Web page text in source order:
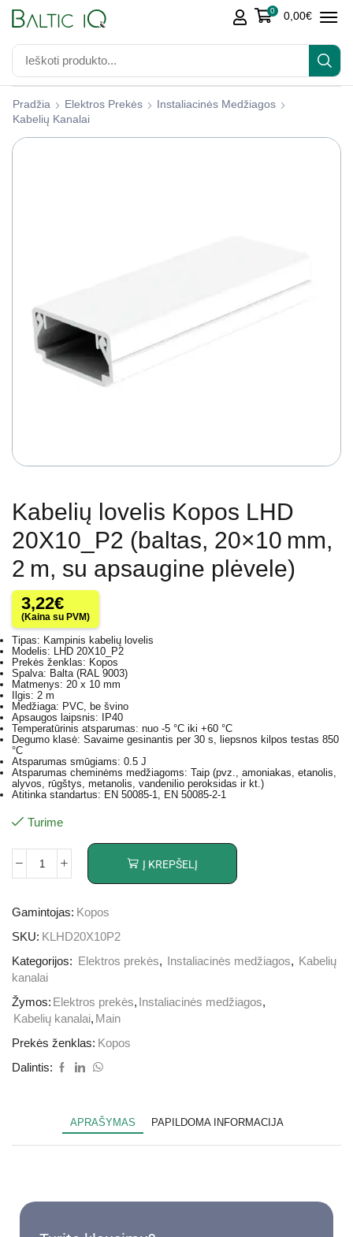
0 0,00€
Pradžia Elektros Prekės
Instaliacinės Medžiagos
Kabelių Kanalai
Kabelių lovelis Kopos LHD
20X10_P2 (baltas, 20×10 mm,
2 m, su apsaugine plėvele)
3,22€
(Kaina su PVM)
Tipas: Kampinis kabelių lovelis
Modelis: LHD 20X10_P2
Prekės ženklas: Kopos
Spalva: Balta (RAL 9003)
Matmenys: 20 x 10 mm
Ilgis: 2 m
Medžiaga: PVC, be švino
Apsaugos laipsnis: IP40
Temperatūrinis atsparumas: nuo -5 °C iki +60 °C
Degumo klasė: Savaime gesinantis per 30 s, liepsnos kilpos testas 850
°C
Atsparumas smūgiams: 0.5 J
Atsparumas cheminėms medžiagoms: Taip (pvz., amoniakas, etanolis,
alyvos, rūgštys, metanolis, vandenilio peroksidas ir kt.)
Atitinka standartus: EN 50085-1, EN 50085-2-1
Turime
Į KREPŠELĮ
Gamintojas: Kopos
SKU: KLHD20X10P2
Kategorijos:
Elektros prekės, Instaliacinės medžiagos, Kabelių
kanalai
Žymos: Elektros prekės, Instaliacinės medžiagos,
Kabelių kanalai, Main
Prekės ženklas: Kopos
Dalintis:
APRAŠYMAS PAPILDOMA INFORMACIJA